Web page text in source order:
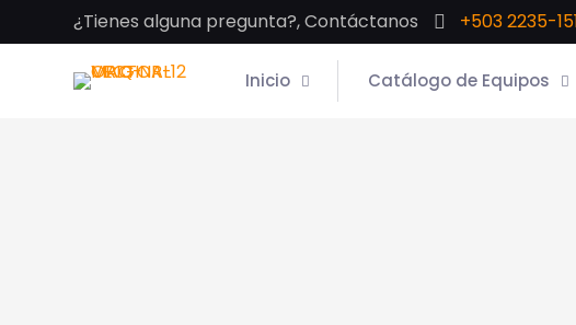
¿Tienes alguna pregunta?, Contáctanos +503 2235-
Inicio Catálogo de Equipos